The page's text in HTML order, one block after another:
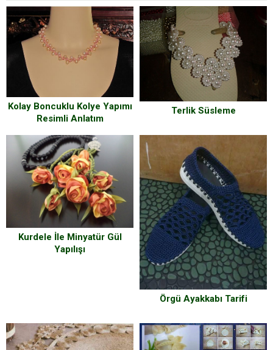
Kolay Boncuklu Kolye Yapımı
Resimli Anlatım
Terlik Süsleme
Kurdele İle Minyatür Gül
Yapılışı
Örgü Ayakkabı Tarifi